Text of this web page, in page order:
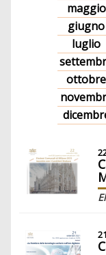
maggio
giugno
luglio
ottobre